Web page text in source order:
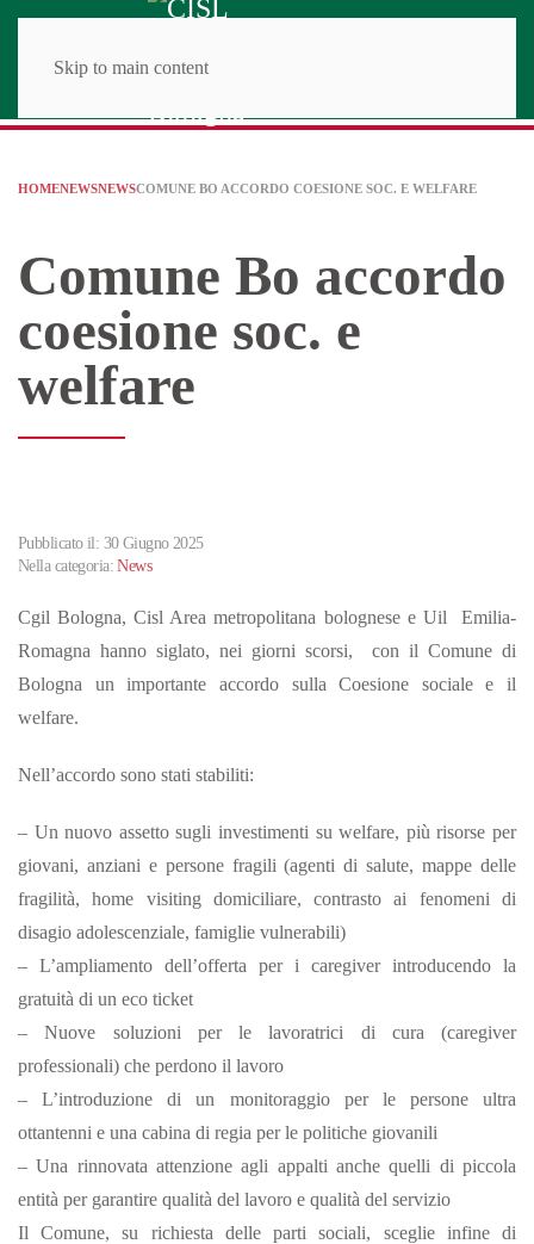
Skip to main content
HOMENEWSNEWSCOMUNE BO ACCORDO COESIONE SOC. E WELFARE
Comune Bo accordo
coesione soc. e
welfare
Pubblicato il: 30 Giugno 2025
Nella categoria:News
Cgil Bologna, Cisl Area metropolitana bolognese e Uil Emilia-
Romagna hanno siglato, nei giorni scorsi, con il Comune di
Bologna un importante accordo sulla Coesione sociale e il
welfare.
Nell’accordo sono stati stabiliti:
– Un nuovo assetto sugli investimenti su welfare, più risorse per
giovani, anziani e persone fragili (agenti di salute, mappe delle
fragilità, home visiting domiciliare, contrasto ai fenomeni di
disagio adolescenziale, famiglie vulnerabili)
– L’ampliamento dell’offerta per i caregiver introducendo la
gratuità di un eco ticket
– Nuove soluzioni per le lavoratrici di cura (caregiver
professionali) che perdono il lavoro
– L’introduzione di un monitoraggio per le persone ultra
ottantenni e una cabina di regia per le politiche giovanili
– Una rinnovata attenzione agli appalti anche quelli di piccola
entità per garantire qualità del lavoro e qualità del servizio
Il Comune, su richiesta delle parti sociali, sceglie infine di